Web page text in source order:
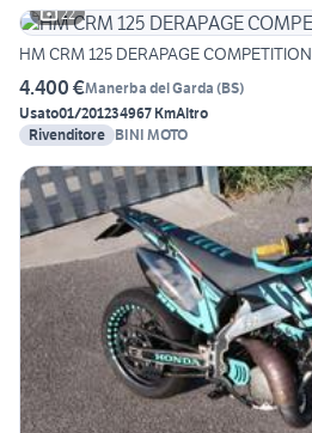
22
HM CRM 125 DERAPAGE COMPETITION
4.400 €Manerba del Garda (BS)
Usato01/201234967 KmAltro
Rivenditore BINI MOTO